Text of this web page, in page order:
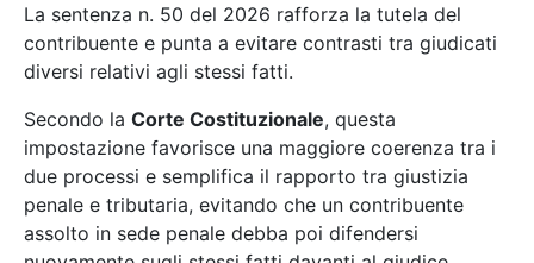
La sentenza n. 50 del 2026 rafforza la tutela del
contribuente e punta a evitare contrasti tra giudicati
diversi relativi agli stessi fatti.
Secondo la Corte Costituzionale, questa
impostazione favorisce una maggiore coerenza tra i
due processi e semplifica il rapporto tra giustizia
penale e tributaria, evitando che un contribuente
assolto in sede penale debba poi difendersi